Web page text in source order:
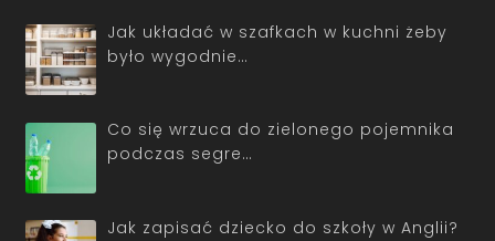
Jak układać w szafkach w kuchni żeby
było wygodnie…
Co się wrzuca do zielonego pojemnika
podczas segre…
Jak zapisać dziecko do szkoły w Anglii?